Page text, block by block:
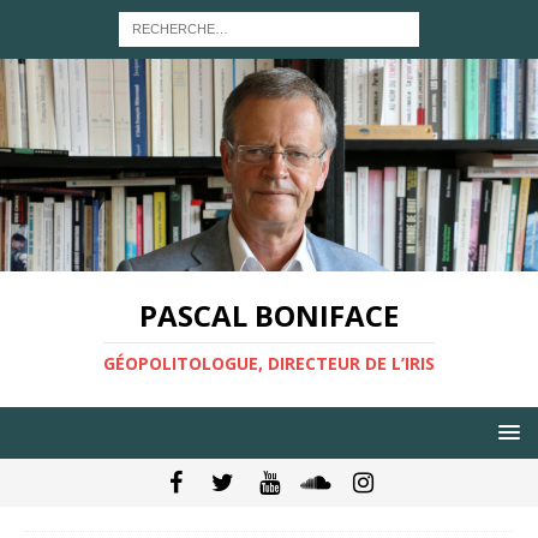
PASCAL BONIFACE
GÉOPOLITOLOGUE, DIRECTEUR DE L’IRIS